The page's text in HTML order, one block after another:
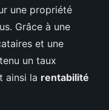
une propriété
Grâce à une
et une
un taux
ainsi la rentabilité